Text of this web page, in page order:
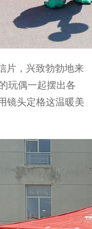
片，兴致勃勃地来
玩偶一起摆出各
镜头定格这温暖美